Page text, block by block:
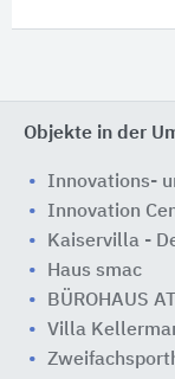
Objekte in der
Innovations-
Innovation
Kaiservilla -
Haus smac
BÜROHAUS
Villa